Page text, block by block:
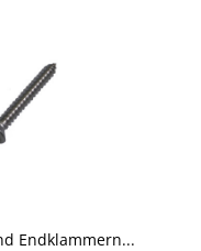
Endklammern...